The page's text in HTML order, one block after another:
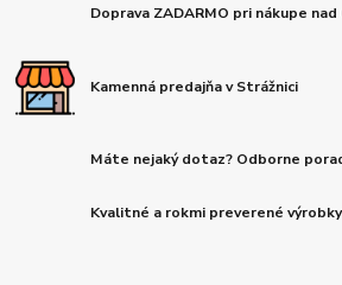
Doprava ZADARMO pri nákupe nad
Kamenná predajňa v Strážnici
Máte nejaký dotaz? Odborne
Kvalitné a rokmi preverené výrobky